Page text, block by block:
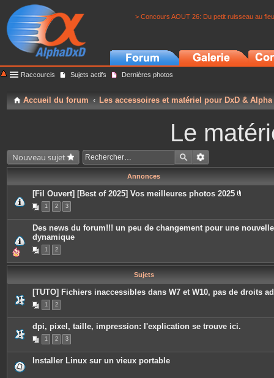
> Concours AOUT 26: Du petit ruisseau au
Raccourcis Sujets actifs Dernières photos
Accueil du forum Les accessoires et matériel pour DxD & Alpha
Le
Nouveau sujet
Annonces
[Fil Ouvert] [Best of 2025] Vos meilleures photos 2025
c
e
n
s
1 2 3
Des news du forum!!! un peu de changement pour une nouvelle
dynamique
1 2
Sujets
[TUTO] Fichiers inaccessibles dans W7 et W10, pas de droits
1 2
dpi, pixel, taille, impression: l'explication se trouve ici.
1 2 3
Installer Linux sur un vieux portable